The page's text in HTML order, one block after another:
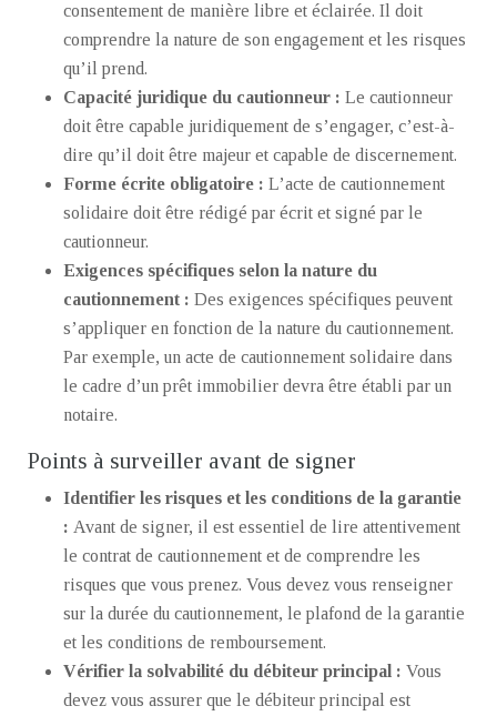
consentement de manière libre et éclairée. Il doit
comprendre la nature de son engagement et les risques
qu’il prend.
Capacité juridique du cautionneur : Le cautionneur
doit être capable juridiquement de s’engager, c’est-à-
dire qu’il doit être majeur et capable de discernement.
Forme écrite obligatoire : L’acte de cautionnement
solidaire doit être rédigé par écrit et signé par le
cautionneur.
Exigences spécifiques selon la nature du
cautionnement : Des exigences spécifiques peuvent
s’appliquer en fonction de la nature du cautionnement.
Par exemple, un acte de cautionnement solidaire dans
le cadre d’un prêt immobilier devra être établi par un
notaire.
Points à surveiller avant de signer
Identifier les risques et les conditions de la garantie
: Avant de signer, il est essentiel de lire attentivement
le contrat de cautionnement et de comprendre les
risques que vous prenez. Vous devez vous renseigner
sur la durée du cautionnement, le plafond de la garantie
et les conditions de remboursement.
Vérifier la solvabilité du débiteur principal : Vous
devez vous assurer que le débiteur principal est